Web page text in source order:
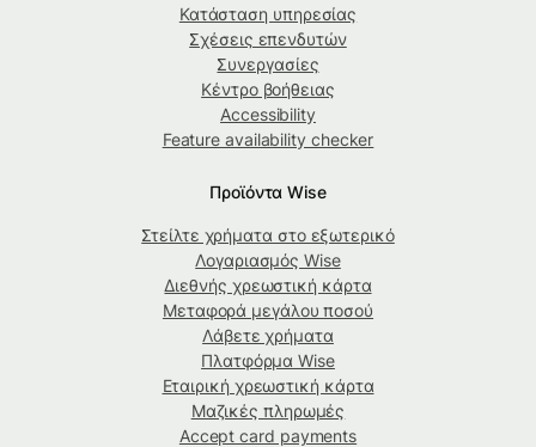
Κατάσταση υπηρεσίας
Σχέσεις επενδυτών
Συνεργασίες
Κέντρο βοήθειας
Accessibility
Feature availability checker
Προϊόντα Wise
Στείλτε χρήματα στο εξωτερικό
Λογαριασμός Wise
Διεθνής χρεωστική κάρτα
Μεταφορά μεγάλου ποσού
Λάβετε χρήματα
Πλατφόρμα Wise
Εταιρική χρεωστική κάρτα
Μαζικές πληρωμές
Accept card payments